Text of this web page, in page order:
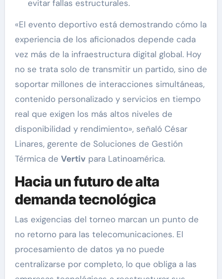
evitar fallas estructurales.
«El evento deportivo está demostrando cómo la
experiencia de los aficionados depende cada
vez más de la infraestructura digital global. Hoy
no se trata solo de transmitir un partido, sino de
soportar millones de interacciones simultáneas,
contenido personalizado y servicios en tiempo
real que exigen los más altos niveles de
disponibilidad y rendimiento», señaló César
Linares, gerente de Soluciones de Gestión
Térmica de Vertiv para Latinoamérica.
Hacia un futuro de alta
demanda tecnológica
Las exigencias del torneo marcan un punto de
no retorno para las telecomunicaciones. El
procesamiento de datos ya no puede
centralizarse por completo, lo que obliga a las